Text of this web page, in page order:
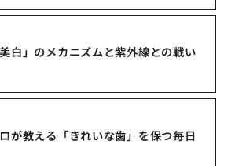
白」のメカニズムと紫外線との戦い
が教える「きれいな歯」を保つ毎日